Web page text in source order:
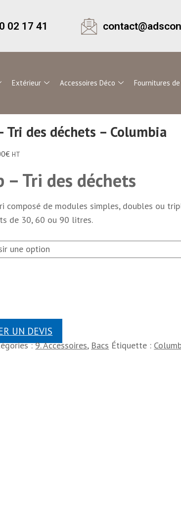
02 17 41
Extérieur Accessoires Déco Fournitures
Tri des déchets – Columbia
€ HT
– Tri des déchets
composé de modules simples, doubles ou
de 30, 60 ou 90 litres.
UN DEVIS
:9. Accessoires, Bacs Étiquette :